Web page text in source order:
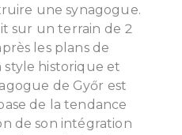
une synagogue.
sur un terrain de 2
les plans de
style historique et
de Győr est
de la tendance
de son intégration